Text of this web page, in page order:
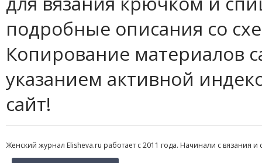
подробные описания со
Копирование материалов
указанием активной
сайт!
Женский журнал Elisheva.ru работает с 2011 года. Начинали с вязания